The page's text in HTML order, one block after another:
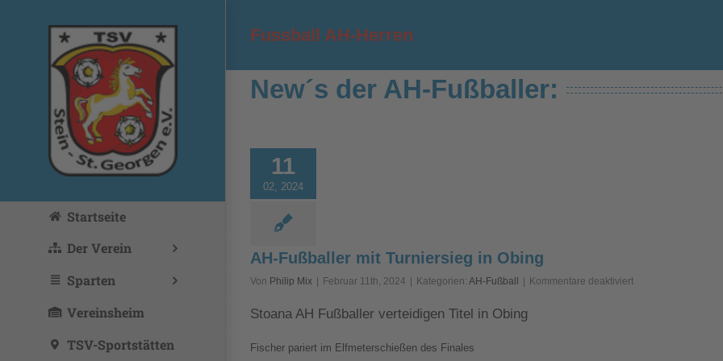
Startseite
Der Verein
Sparten
Vereinsheim
TSV-Sportstätten
Fussball AH-Herren
New´s der AH-Fußballer:
11
02, 2024
AH-Fußballer mit Turniersieg in Obing
Von Philip Mix Februar 11th, 2024 Kategorien: AH-Fußball Kommentare deaktiviertfür
Stoana AH Fußballer verteidigen Titel in Obing
Fischer pariert im Elfmeterschießen des Finales